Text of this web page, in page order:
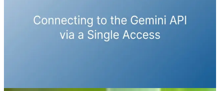
Koble til Gemini API via Single